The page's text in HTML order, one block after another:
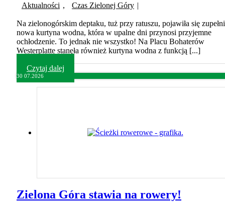
Aktualności , Czas Zielonej Góry |
Na zielonogórskim deptaku, tuż przy ratuszu, pojawiła się
nowa kurtyna wodna, która w upalne dni przynosi przyjemne
ochłodzenie. To jednak nie wszystko! Na Placu Bohaterów
Westerplatte stanęła również kurtyna wodna z funkcją [...]
Czytaj dalej
30 07.2026
Zielona Góra stawia na rowery!